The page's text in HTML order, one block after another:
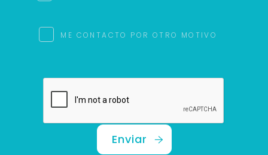
ME CONTACTO POR OTRO MOTIVO
Enviar